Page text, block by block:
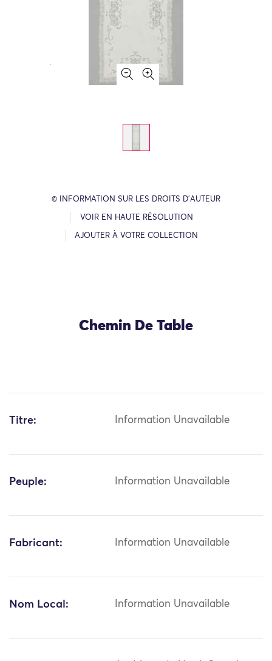
© INFORMATION SUR LES DROITS D’AUTEUR
VOIR EN HAUTE RÉSOLUTION
AJOUTER À VOTRE COLLECTION
Chemin De Table
Titre: Information Unavailable
Peuple: Information Unavailable
Fabricant: Information Unavailable
Nom Local: Information Unavailable